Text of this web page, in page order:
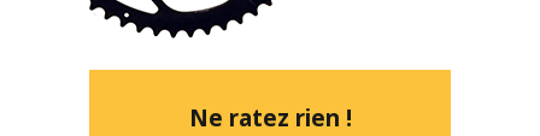
Ne ratez rien !